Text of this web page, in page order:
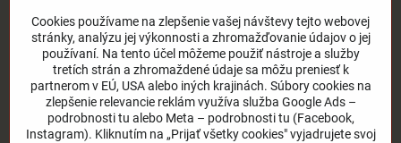
Otváracie hodiny:
8:00 - 17:00 pondelok - piatok
8:00 - 12:00 sobota
Nedeľa - zatvorené
O nás
Cookies používame na zlepšenie vašej návštevy tejto webovej
stránky, analýzu jej výkonnosti a zhromažďovanie údajov o jej
používaní. Na tento účel môžeme použiť nástroje a služby
tretích strán a zhromaždené údaje sa môžu preniesť k
partnerom v EÚ, USA alebo iných krajinách. Súbory cookies na
zlepšenie relevancie reklám využíva služba Google Ads –
podrobnosti tu alebo Meta – podrobnosti tu (Facebook,
Instagram). Kliknutím na „Prijať všetky cookies" vyjadrujete svoj